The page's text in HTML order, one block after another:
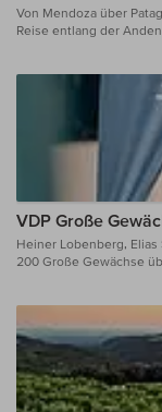
Von Mendoza über
Reise entlang der
VDP Große
Heiner Lobenberg,
200 Große Gewächse